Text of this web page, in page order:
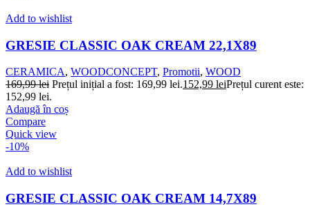
Add to wishlist
GRESIE CLASSIC OAK CREAM 22,1X89
CERAMICA, WOODCONCEPT, Promotii, WOOD
169,99lei Prețul inițial a fost: 169,99 lei.152,99 leiPrețul curent este:
152,99 lei.
Adaugă în coș
Compare
Quick view
-10%
Add to wishlist
GRESIE CLASSIC OAK CREAM 14,7X89